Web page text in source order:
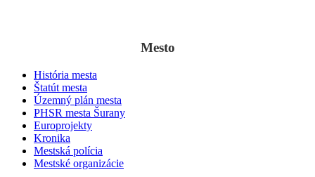
Mesto
História mesta
Štatút mesta
Územný plán mesta
PHSR mesta Šurany
Europrojekty
Kronika
Mestská polícia
Mestské organizácie